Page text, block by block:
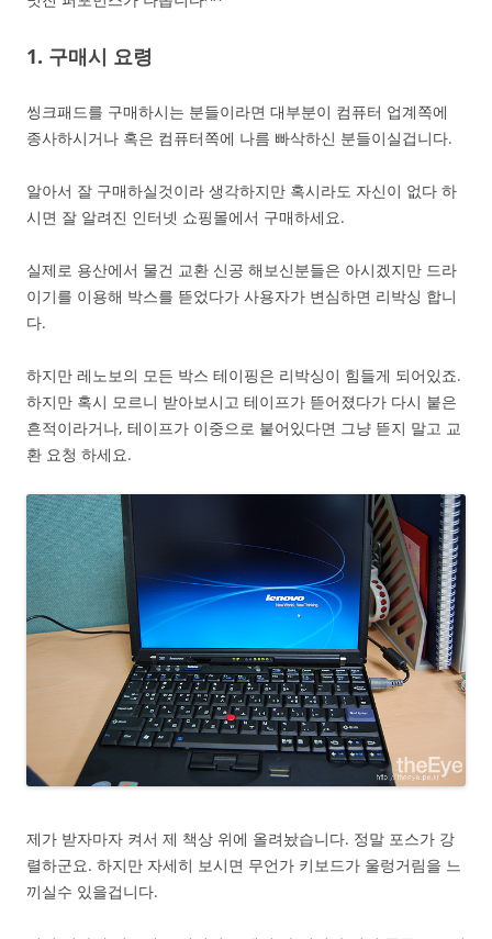
1. 구매시 요령
씽크패드를 구매하시는 분들이라면 대부분이 컴퓨터 업계쪽에
종사하시거나 혹은 컴퓨터쪽에 나름 빠삭하신 분들이실겁니다.
알아서 잘 구매하실것이라 생각하지만 혹시라도 자신이 없다 하
시면 잘 알려진 인터넷 쇼핑몰에서 구매하세요.
실제로 용산에서 물건 교환 신공 해보신분들은 아시겠지만 드라
이기를 이용해 박스를 뜯었다가 사용자가 변심하면 리박싱 합니
다.
하지만 레노보의 모든 박스 테이핑은 리박싱이 힘들게 되어있죠.
하지만 혹시 모르니 받아보시고 테이프가 뜯어졌다가 다시 붙은
흔적이라거나, 테이프가 이중으로 붙어있다면 그냥 뜯지 말고 교
환 요청 하세요.
제가 받자마자 켜서 제 책상 위에 올려놨습니다. 정말 포스가 강
렬하군요. 하지만 자세히 보시면 무언가 키보드가 울렁거림을 느
끼실수 있을겁니다.